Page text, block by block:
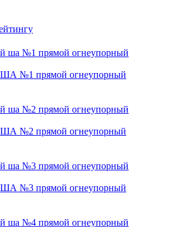
№1 прямой огнеупорный
№2 прямой огнеупорный
№3 прямой огнеупорный